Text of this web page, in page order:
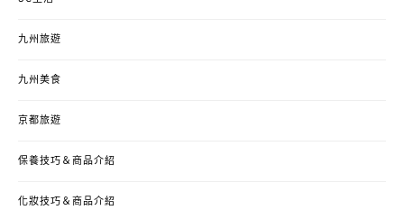
九州旅遊
九州美食
京都旅遊
保養技巧＆商品介紹
化妝技巧＆商品介紹